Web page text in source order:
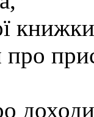
про